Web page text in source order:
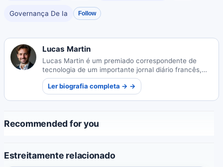
Governança De Ia Follow
Lucas Martin
Lucas Martin é um premiado correspondente de
tecnologia de um importante jornal diário francês,
conhecido por tornar temas complexos de
tecnologia acessíveis ao público em geral.
Ler biografia completa → →
Recommended for you
Estreitamente relacionado